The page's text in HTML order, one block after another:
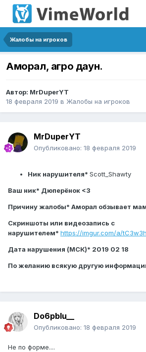
Жалобы на игроков
Аморал, агро даун.
Автор: MrDuperYT
18 февраля 2019 в Жалобы на игроков
MrDuperYT
Опубликовано: 18 февраля 2019
Ник нарушителя* Scott_Shawty
Ваш ник* Дюперёнок <3
Причину жалобы* Аморал обзывает
Скриншоты или видеозапись с
нарушителем* https://imgur.com/a/
Дата нарушения (МСК)* 2019 02 18
По желанию всякую другую
Do6pbIu__
Опубликовано: 18 февраля 2019
Не по форме....